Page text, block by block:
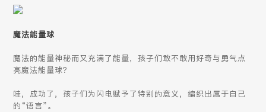
魔法能量球
魔法的能量神秘而又充满了能量，孩子们敢不敢用好奇与勇气点
亮魔法能量球？
哇，成功了，孩子们为闪电赋予了特别的意义，编织出属于自己
的“语言”。